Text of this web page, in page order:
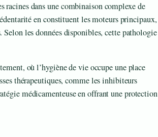
dans une combinaison complexe de
en constituent les moteurs principaux,
Selon les données disponibles, cette pathologie
où l’hygiène de vie occupe une place
thérapeutiques, comme les inhibiteurs
médicamenteuse en offrant une protection